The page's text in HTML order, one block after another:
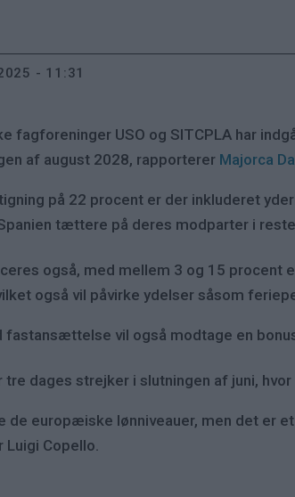
- 11:31
fagforeninger USO og SITCPLA har
af august 2028, rapporterer Majorca
på 22 procent er der inkluderet
tættere på deres modparter i
også, med mellem 3 og 15
også vil påvirke ydelser såsom
vil også modtage en
dages strejker i slutningen af juni,
de europæiske lønniveauer, men det er
Luigi Copello.